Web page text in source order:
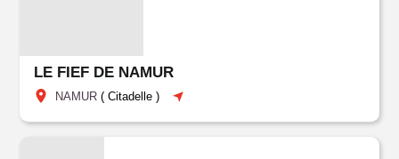
LE FIEF DE NAMUR
NAMUR (Citadelle )